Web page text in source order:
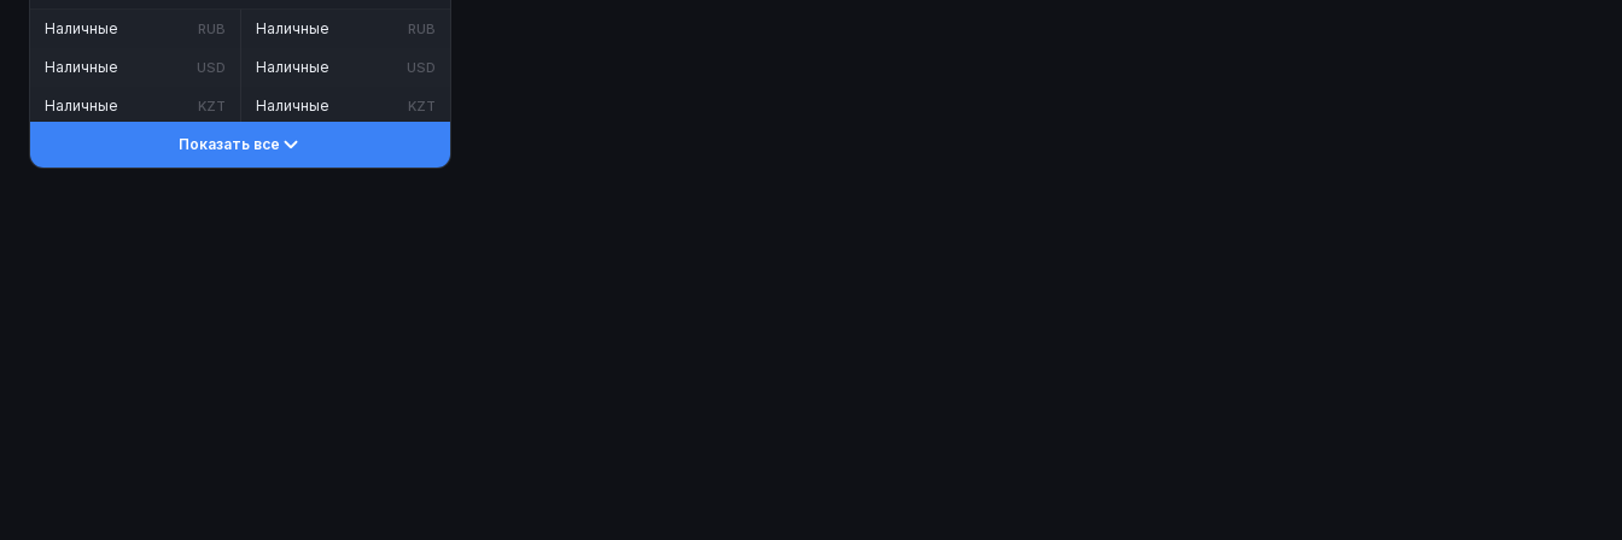
Наличные RUB
Наличные USD
Наличные KZT
Наличные RUB
Наличные USD
Наличные KZT
Показать все